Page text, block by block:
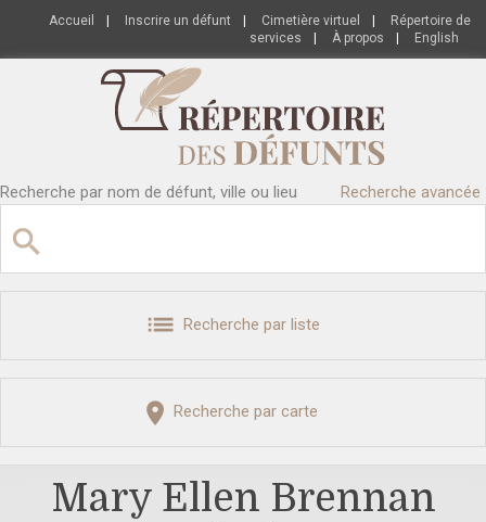
Accueil Inscrire un défunt Cimetière virtuel
Répertoire de
services
À propos English
Recherche par nom de défunt, ville ou lieu Recherche avancée
Recherche par liste
Recherche par carte
Mary Ellen Brennan